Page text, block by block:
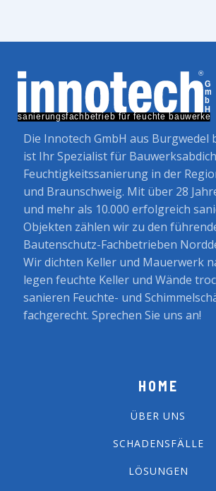
Die Innotech GmbH aus Burgwedel
ist Ihr Spezialist für
Feuchtigkeitssanierung in der
und Braunschweig. Mit über 28
und mehr als 10.000 erfolgreich
Objekten zählen wir zu den
Bautenschutz-Fachbetrieben
Wir dichten Keller und Mauerwerk
legen feuchte Keller und Wände
sanieren Feuchte- und
fachgerecht. Sprechen Sie uns an!
HOME
ÜBER UNS
SCHADENSFÄLLE
LÖSUNGEN